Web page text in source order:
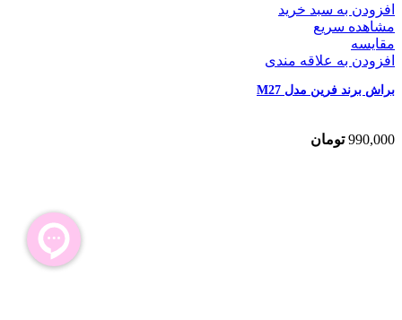
افزودن به سبد خرید
مشاهده سریع
مقایسه
افزودن به علاقه مندی
براش برند فرین مدل M27
990,000 تومان